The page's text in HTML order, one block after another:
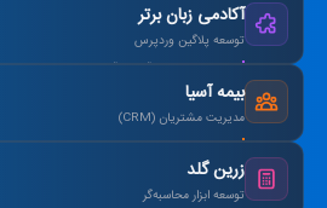
آکادمی زبان برتر
توسعه پلاگین وردپرس
طراحی سیستم آزمون آنلاین و صدور کارنامه.
بیمه آسیا
مدیریت مشتریان (CRM)
یکپارچه‌سازی اطلاعات و اتوماسیون پیامک.
زرین گلد
توسعه ابزار محاسبه‌گر